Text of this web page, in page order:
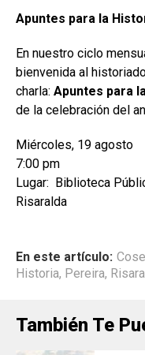
Apuntes para la
En nuestro ciclo
bienvenida al
charla: Apuntes para
de la celebración del
Miércoles, 19 agosto
7:00 pm
Lugar: Biblioteca
Risaralda
En este artículo:
Historia, Pereira,
También Te